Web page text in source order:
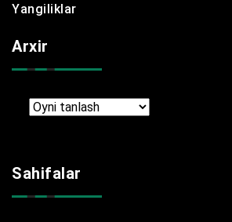
Yangiliklar
Arxir
Arxir
Sahifalar